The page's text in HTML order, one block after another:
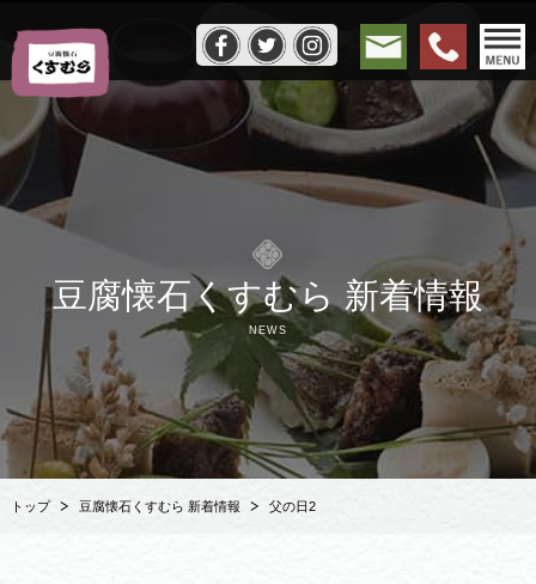
豆腐懐石くすむら 新着情報
NEWS
トップ 豆腐懐石くすむら 新着情報 父の日2